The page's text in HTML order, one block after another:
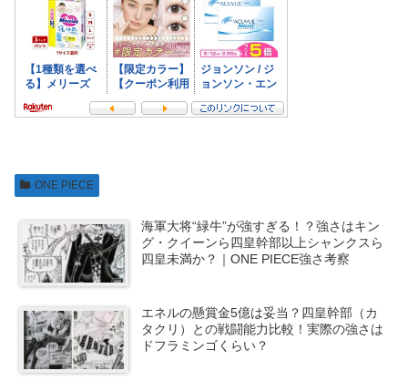
ONE PIECE
海軍大将“緑牛”が強すぎる！？強さはキン
グ・クイーンら四皇幹部以上シャンクスら
四皇未満か？｜ONE PIECE強さ考察
エネルの懸賞金5億は妥当？四皇幹部（カ
タクリ）との戦闘能力比較！実際の強さは
ドフラミンゴくらい？